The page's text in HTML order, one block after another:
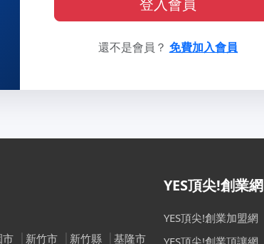
登入會員
還不是會員？ 免費加入會員
市 新竹市 新竹縣 基隆市
YES頂尖!創業網
YES頂尖!創業加盟網
YES頂尖!創業頂讓網